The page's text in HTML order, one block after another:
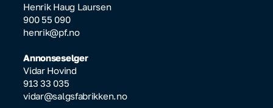
Henrik Haug Laursen
900 55 090
henrik@pf.no
Annonseselger
Vidar Hovind
913 33 035
vidar@salgsfabrikken.no